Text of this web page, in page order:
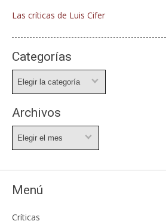
Las críticas de Luis Cifer
Categorías
Archivos
Menú
Críticas